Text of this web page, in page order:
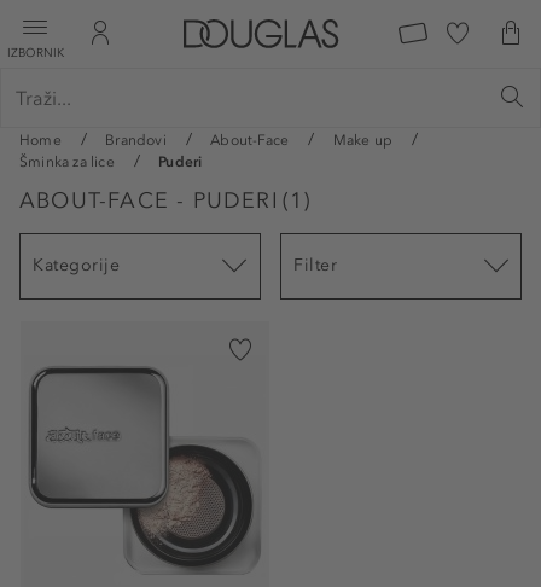
IZBORNIK
Home Brandovi About-Face
Make up
Šminka za lice
Puderi
ABOUT-FACE - PUDERI (1 )
Kategorije Filter